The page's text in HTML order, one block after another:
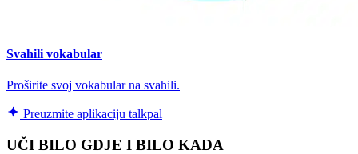
Svahili vokabular
Proširite svoj vokabular na svahili.
Preuzmite aplikaciju talkpal
UČI BILO GDJE I BILO KADA